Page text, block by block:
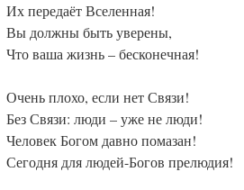
Их передаёт Вселенная!
Вы должны быть уверены,
Что ваша жизнь – бесконечная!
Очень плохо, если нет Связи!
Без Связи: люди – уже не люди!
Человек Богом давно помазан!
Сегодня для людей-Богов прелюдия!